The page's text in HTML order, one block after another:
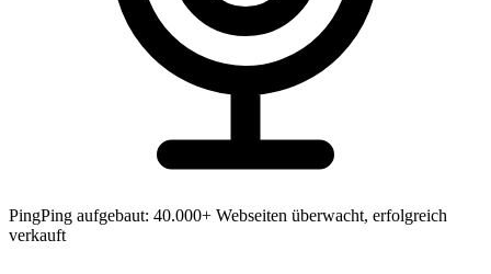
PingPing aufgebaut: 40.000+ Webseiten überwacht, erfolgreich
verkauft